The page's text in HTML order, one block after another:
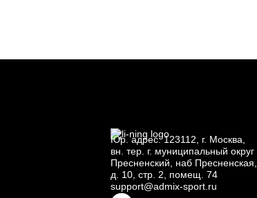
Юр. адрес: 123112, г. Москва,
вн. тер. г. муниципальный округ
Пресненский, наб Пресненская,
д. 10, стр. 2, помещ. 74
support@admix-sport.ru